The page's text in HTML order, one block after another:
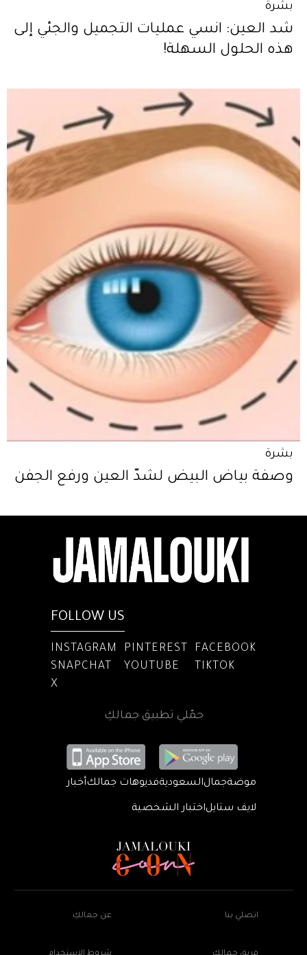
بشرة
شد العين: انسي عمليات التجميل والجئي إلى
هذه الحلول السهلة!
بشرة
وصفة بياض البيض لشدّ العين ورفع الجفن
FOLLOW US
INSTAGRAM PINTEREST
FACEBOOK
SNAPCHAT
YOUTUBE
TIKTOK
X
حمّلي تطبيق جمالكِ
موضةجمالالسعوديةفديوهات جمالكأخبار
لايف ستايلاختبار الشخصية
اتصلي بنا عن جمالكِ